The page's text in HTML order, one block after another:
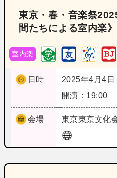
東京・春・音楽祭
間たちによる室内楽》
室内楽
日時
2025年4月4日
開演：19:00
会場 東京東京文化